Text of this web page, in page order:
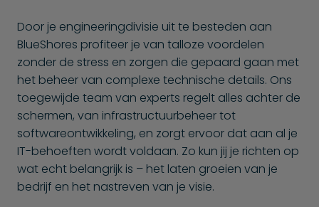
Door je engineering­divisie uit te besteden aan
BlueShores profiteer je van talloze voordelen
zonder de stress en zorgen die gepaard gaan met
het beheer van complexe technische details. Ons
toegewijde team van experts regelt alles achter de
schermen, van infrastructuurbeheer tot
softwareontwikkeling, en zorgt ervoor dat aan al je
IT-behoeften wordt voldaan. Zo kun jij je richten op
wat echt belangrijk is – het laten groeien van je
bedrijf en het nastreven van je visie.